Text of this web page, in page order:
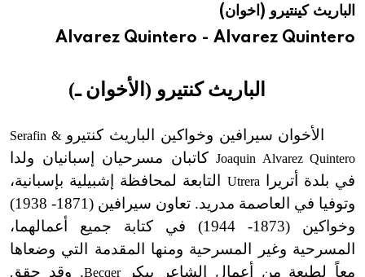
هيئة الموسوعة العربية تطلق موسوعات جديدة في عام 2026
الباريث كينتيرو (اخوان)
Alvarez Quintero - Alvarez Quintero
الباريث كنتيرو (الأخوان ـ)
الأخوان سيرافين وخواكين الباريث كنتيروSerafin &
Joaquin Alvarez Quintero كاتبان مسرحيان إسبانيان ولدا
في بلدة أتريرا
Utrera
التابعة لمحافظة إشبيلية بإسبانية،
وتوفيا في العاصمة مدريد. تعاون سيرافين (1871- 1938)
وخواكين (1873- 1944) في كتابة جميع أعمالهما،
المسرحية وغير المسرحية ومنها المقدمة التي وضعاها
معاً لطبعة من أعمال الشاعر بيكرBecqer. وقد حقق